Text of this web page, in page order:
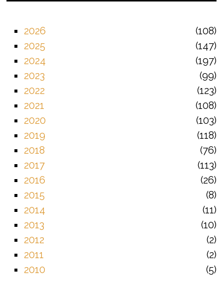
2026
108
2025
147
2024
197
2023
99
2022
123
2021
108
2020
103
2019
118
2018
76
2017
113
2016
26
2015
8
2014
11
2013
10
2012
2
2011
2
2010
5